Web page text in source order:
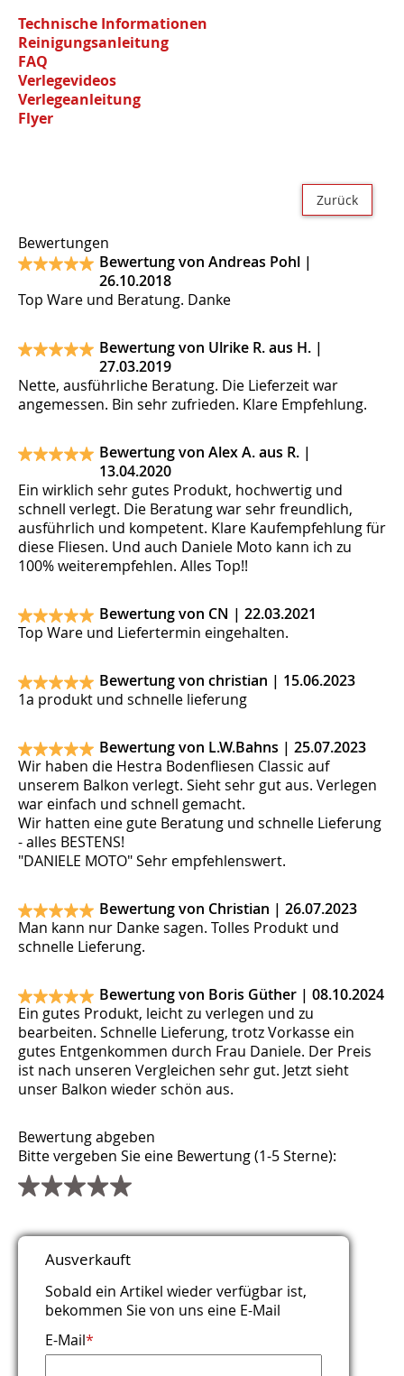
Technische Informationen
Reinigungsanleitung
FAQ
Verlegevideos
Verlegeanleitung
Flyer
Zurück
Bewertungen
Bewertung von Andreas Pohl |
26.10.2018
Top Ware und Beratung. Danke
Bewertung von Ulrike R. aus H. |
27.03.2019
Nette, ausführliche Beratung. Die Lieferzeit war
angemessen. Bin sehr zufrieden. Klare Empfehlung.
Bewertung von Alex A. aus R. |
13.04.2020
Ein wirklich sehr gutes Produkt, hochwertig und
schnell verlegt. Die Beratung war sehr freundlich,
ausführlich und kompetent. Klare Kaufempfehlung für
diese Fliesen. Und auch Daniele Moto kann ich zu
100% weiterempfehlen. Alles Top!!
Bewertung von CN | 22.03.2021
Top Ware und Liefertermin eingehalten.
Bewertung von christian | 15.06.2023
1a produkt und schnelle lieferung
Bewertung von L.W.Bahns | 25.07.2023
Wir haben die Hestra Bodenfliesen Classic auf
unserem Balkon verlegt. Sieht sehr gut aus. Verlegen
war einfach und schnell gemacht.
Wir hatten eine gute Beratung und schnelle Lieferung
- alles BESTENS!
"DANIELE MOTO" Sehr empfehlenswert.
Bewertung von Christian | 26.07.2023
Man kann nur Danke sagen. Tolles Produkt und
schnelle Lieferung.
Bewertung von Boris Güther | 08.10.2024
Ein gutes Produkt, leicht zu verlegen und zu
bearbeiten. Schnelle Lieferung, trotz Vorkasse ein
gutes Entgenkommen durch Frau Daniele. Der Preis
ist nach unseren Vergleichen sehr gut. Jetzt sieht
unser Balkon wieder schön aus.
Bewertung abgeben
Bitte vergeben Sie eine Bewertung (1-5 Sterne):
Ausverkauft
Sobald ein Artikel wieder verfügbar ist,
bekommen Sie von uns eine E-Mail
E-Mail*